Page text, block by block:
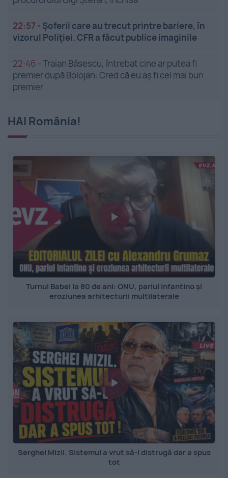
22:57 - Șoferii care au trecut printre bariere, în
vizorul Poliției. CFR a făcut publice imaginile
22:46 -Traian Băsescu, întrebat cine ar putea fi
premier după Bolojan: Cred că eu aș fi cel mai bun
premier
HAI România!
Turnul Babel la 80 de ani: ONU, pariul Infantino și
eroziunea arhitecturii multilaterale
Serghei Mizil. Sistemul a vrut să-l distrugă dar a spus
tot